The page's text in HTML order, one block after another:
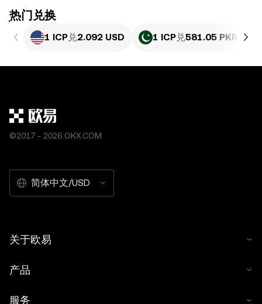
ִִִִִִִִִִִִִִִִִִִִִִִִִִִִִִִִִִִִִִִִִִִִִִִִ热门兑换
1 ICP兑2.092 USD 1 ICP兑581.05 PKR
©2017 - 2026 OKX.COM
简体中文/USD
关于欧易
产品
服务